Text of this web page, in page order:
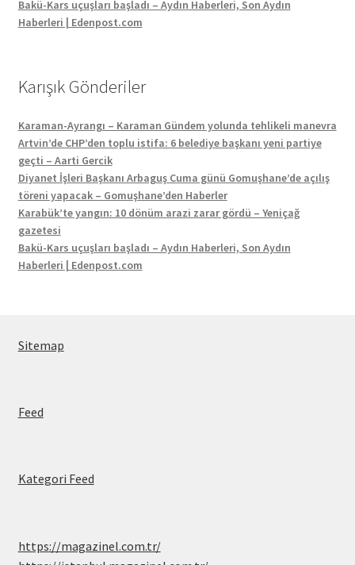
Bakü-Kars uçuşları başladı – Aydın Haberleri, Son Aydın
Haberleri | Edenpost.com
Karışık Gönderiler
Karaman-Ayrangı – Karaman Gündem yolunda tehlikeli manevra
Artvin’de CHP’den toplu istifa: 6 belediye başkanı yeni partiye
geçti – Aarti Gercik
Diyanet İşleri Başkanı Arbaguş Cuma günü Gomuşhane’de açılış
töreni yapacak – Gomuşhane’den Haberler
Karabük’te yangın: 10 dönüm arazi zarar gördü – Yeniçağ
gazetesi
Bakü-Kars uçuşları başladı – Aydın Haberleri, Son Aydın
Haberleri | Edenpost.com
Sitemap
Feed
Kategori Feed
https://magazinel.com.tr/